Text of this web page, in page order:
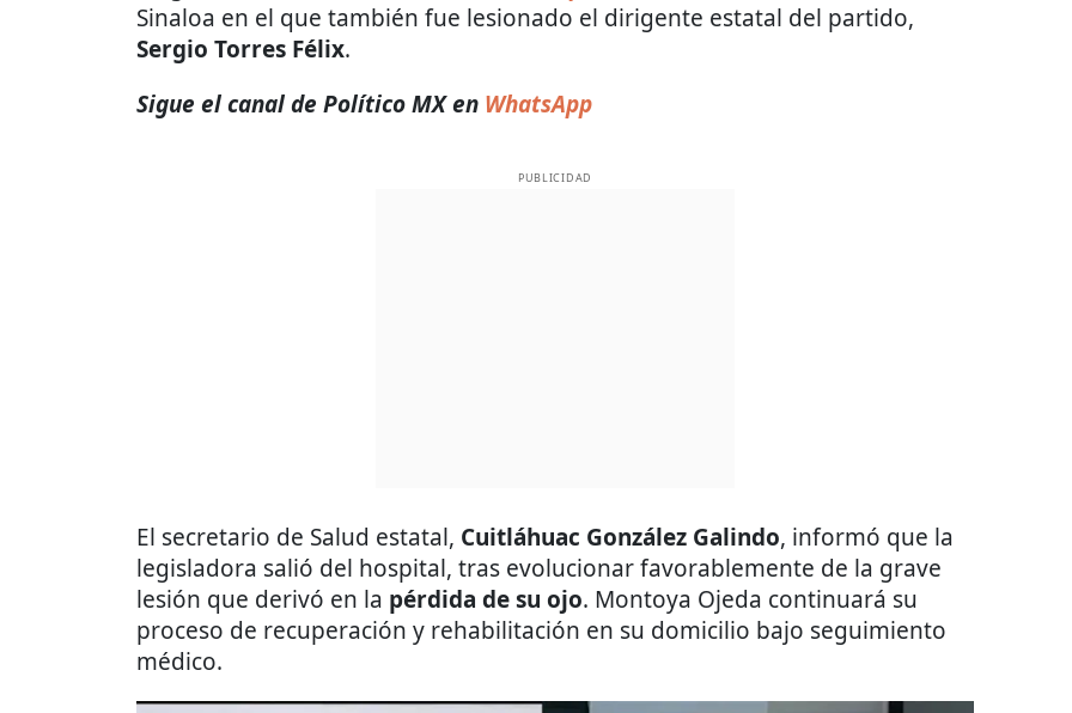
Sinaloa en el que también fue lesionado el dirigente estatal del partido,
Sergio Torres Félix.
Sigue el canal de Político MX en WhatsApp
PUBLICIDAD
El secretario de Salud estatal, Cuitláhuac González Galindo, informó que la
legisladora salió del hospital, tras evolucionar favorablemente de la grave
lesión que derivó en la pérdida de su ojo. Montoya Ojeda continuará su
proceso de recuperación y rehabilitación en su domicilio bajo seguimiento
médico.